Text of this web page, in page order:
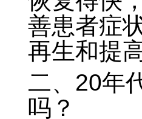
善患者症
再生和提
二、 20年
吗？